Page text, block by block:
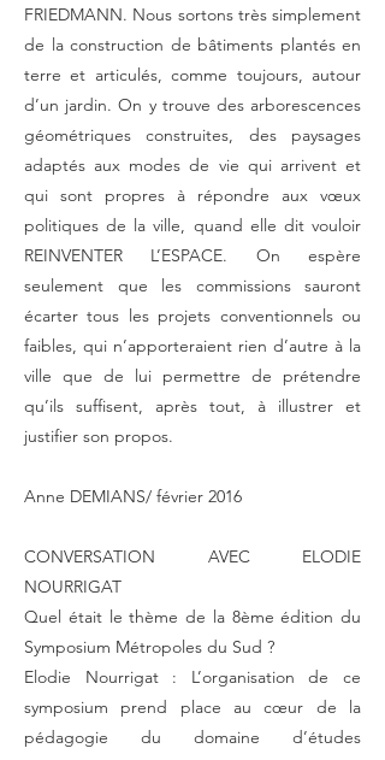
FRIEDMANN. Nous sortons très simplement
de la construction de bâtiments plantés en
terre et articulés, comme toujours, autour
d’un jardin. On y trouve des arborescences
géométriques construites, des paysages
adaptés aux modes de vie qui arrivent et
qui sont propres à répondre aux vœux
politiques de la ville, quand elle dit vouloir
REINVENTER L’ESPACE. On espère
seulement que les commissions sauront
écarter tous les projets conventionnels ou
faibles, qui n’apporteraient rien d’autre à la
ville que de lui permettre de prétendre
qu’ils suffisent, après tout, à illustrer et
justifier son propos.
Anne DEMIANS/ février 2016
CONVERSATION AVEC ELODIE
NOURRIGAT
Quel était le thème de la 8ème édition du
Symposium Métropoles du Sud ?
Elodie Nourrigat : L’organisation de ce
symposium prend place au cœur de la
pédagogie du domaine d’études